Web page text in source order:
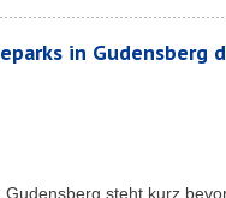
in Gudensberg
steht kurz